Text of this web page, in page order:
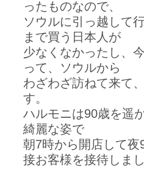
ったものなので、
ソウルに引っ越して
まで買う日本人が
少なくなかったし、
って、ソウルから
わざわざ訪ねて来て
す。
ハルモニは90歳を遥
綺麗な姿で
朝7時から開店して
接お客様を接待しまし